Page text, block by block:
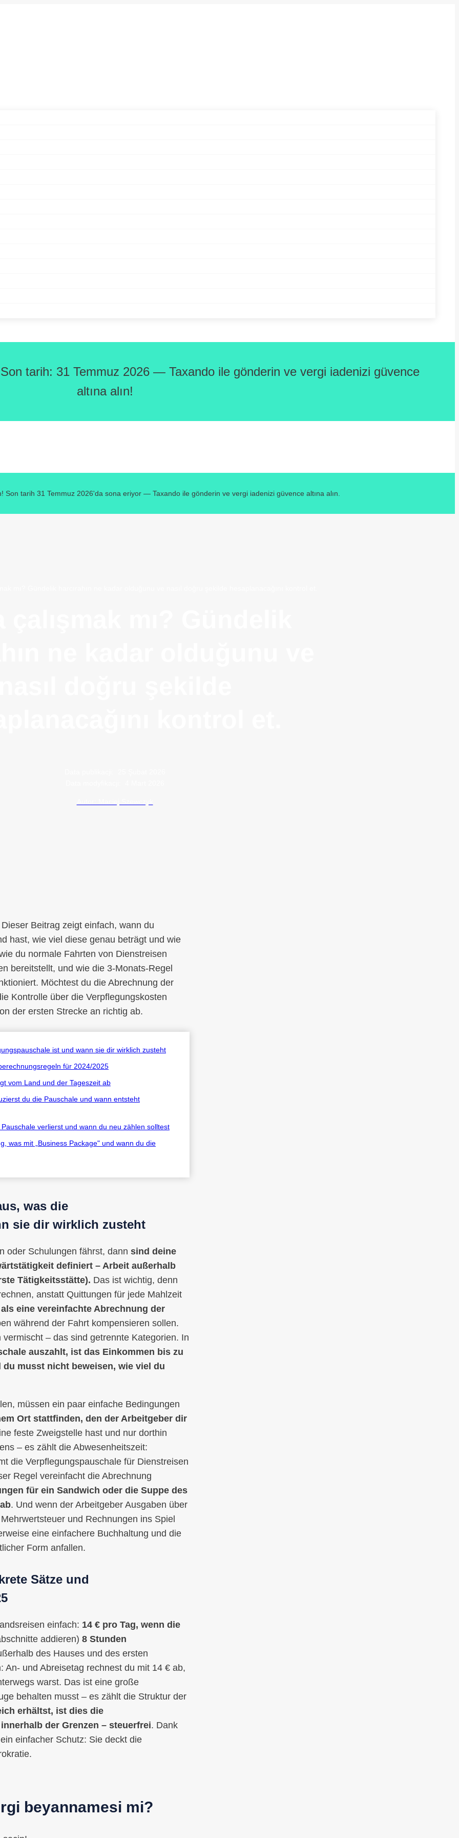
tarih: 31 Temmuz 2026 — Taxando ile gönderin ve vergi iadenizi güvence
altına alın!
tarih 31 Temmuz 2026'da sona eriyor — Taxando ile gönderin ve vergi iadenizi güvence altına alın.
Beitrag zeigt einfach, wann du
hast, wie viel diese genau beträgt und wie
du normale Fahrten von Dienstreisen
bereitstellt, und wie die 3-Monats-Regel
Möchtest du die Abrechnung der
Kontrolle über die Verpflegungskosten
der ersten Strecke an richtig ab.
ist und wann sie dir wirklich zusteht
für 2024/2025
vom Land und der Tageszeit ab
du die Pauschale und wann entsteht
verlierst und wann du neu zählen solltest
was mit „Business Package" und wann du die
was die
sie dir wirklich zusteht
oder Schulungen fährst, dann sind deine
definiert – Arbeit außerhalb
Tätigkeitsstätte). Das ist wichtig, denn
anstatt Quittungen für jede Mahlzeit
eine vereinfachte Abrechnung der
während der Fahrt kompensieren sollen.
– das sind getrennte Kategorien. In
auszahlt, ist das Einkommen bis zu
musst nicht beweisen, wie viel du
müssen ein paar einfache Bedingungen
Ort stattfinden, den der Arbeitgeber dir
feste Zweigstelle hast und nur dorthin
– es zählt die Abwesenheitszeit:
die Verpflegungspauschale für Dienstreisen
Regel vereinfacht die Abrechnung
für ein Sandwich oder die Suppe des
. Und wenn der Arbeitgeber Ausgaben über
und Rechnungen ins Spiel
eine einfachere Buchhaltung und die
Form anfallen.
Sätze und
einfach: 14 € pro Tag, wenn die
addieren) 8 Stunden
des Hauses und des ersten
und Abreisetag rechnest du mit 14 € ab,
warst. Das ist eine große
behalten musst – es zählt die Struktur der
erhältst, ist dies die
der Grenzen – steuerfrei. Dank
einfacher Schutz: Sie deckt die
beyannamesi mi?